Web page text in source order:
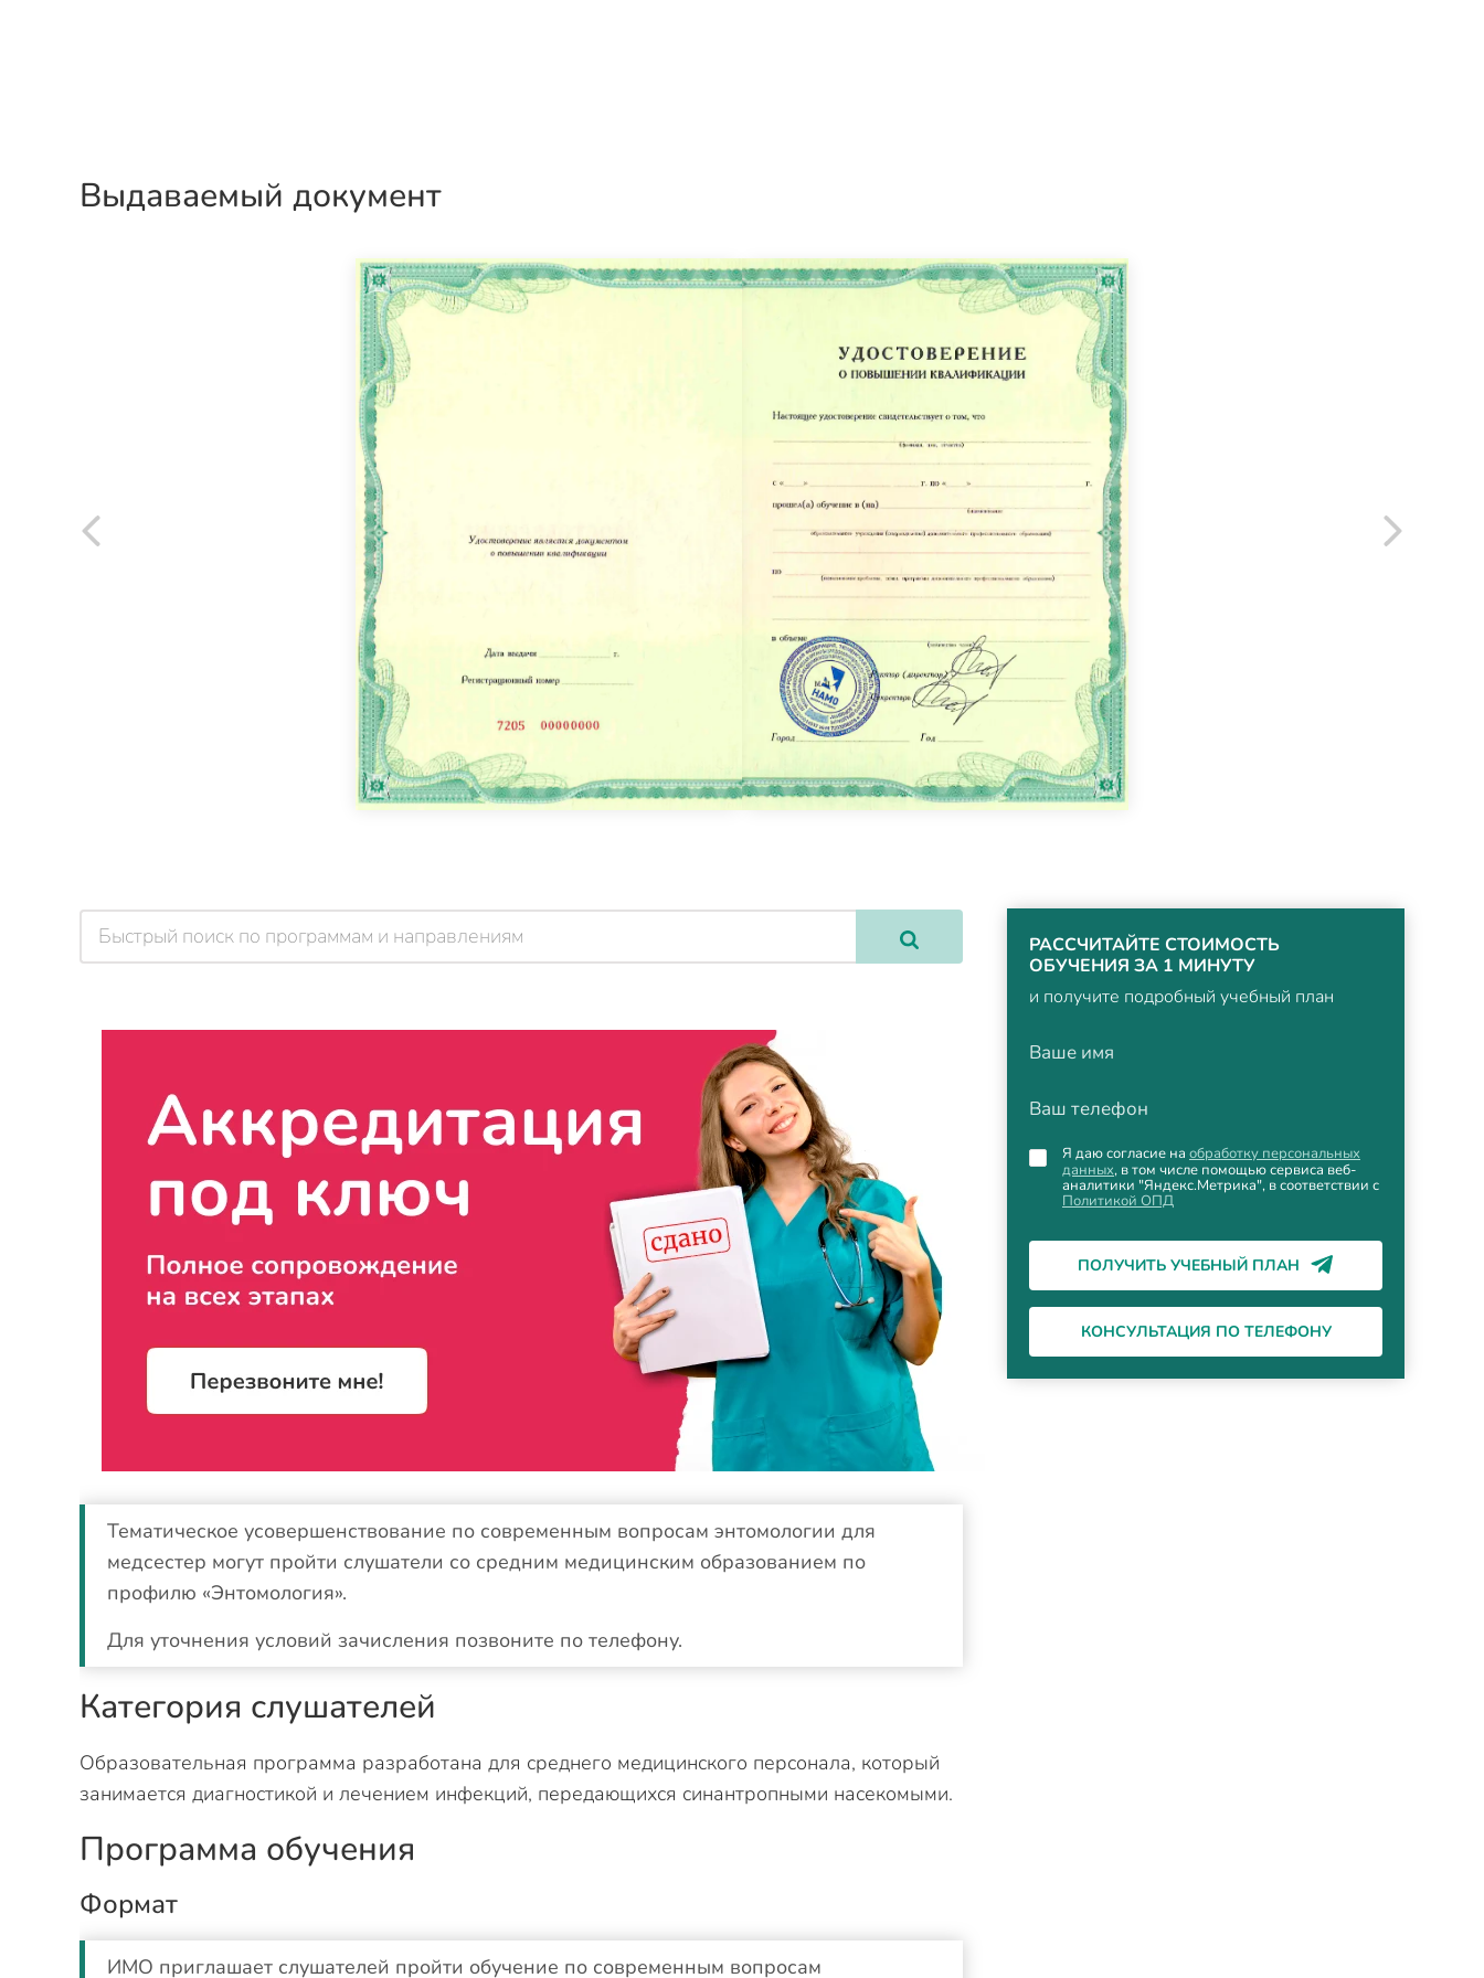
Выдаваемый документ
РАССЧИТАЙТЕ СТОИМОСТЬ
ОБУЧЕНИЯ ЗА 1 МИНУТУ
и получите подробный учебный план
Ваше имя
Ваш телефон
Я даю согласие на обработку персональных
данных, в том числе помощью сервиса веб-
аналитики "Яндекс.Метрика", в соответствии с
Политикой ОПД
ПОЛУЧИТЬ УЧЕБНЫЙ ПЛАН
КОНСУЛЬТАЦИЯ ПО ТЕЛЕФОНУ
Тематическое усовершенствование по современным вопросам энтомологии для
медсестер могут пройти слушатели со средним медицинским образованием по
профилю «Энтомология».
Для уточнения условий зачисления позвоните по телефону.
Категория слушателей
Образовательная программа разработана для среднего медицинского персонала, который
занимается диагностикой и лечением инфекций, передающихся синантропными насекомыми.
Программа обучения
Формат
ИМО приглашает слушателей пройти обучение по современным вопросам